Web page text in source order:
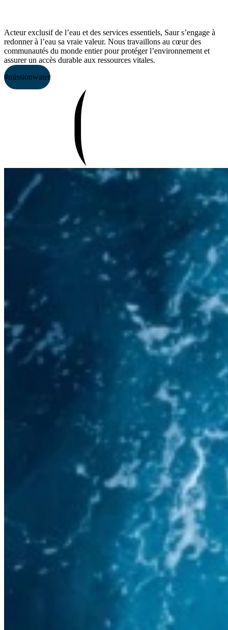
Acteur exclusif de l’eau et des services essentiels, Saur s’engage à
redonner à l’eau sa vraie valeur. Nous travaillons au cœur des
communautés du monde entier pour protéger l’environnement et
assurer un accès durable aux ressources vitales.
#missionwater